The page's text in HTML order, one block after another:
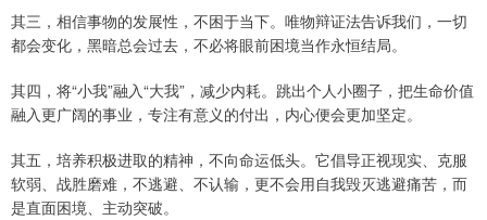
其三，相信事物的发展性，不困于当下。唯物辩证法告诉我们，一切
都会变化，黑暗总会过去，不必将眼前困境当作永恒结局。
其四，将“小我”融入“大我”，减少内耗。跳出个人小圈子，把生命价值
融入更广阔的事业，专注有意义的付出，内心便会更加坚定。
其五，培养积极进取的精神，不向命运低头。它倡导正视现实、克服
软弱、战胜磨难，不逃避、不认输，更不会用自我毁灭逃避痛苦，而
是直面困境、主动突破。